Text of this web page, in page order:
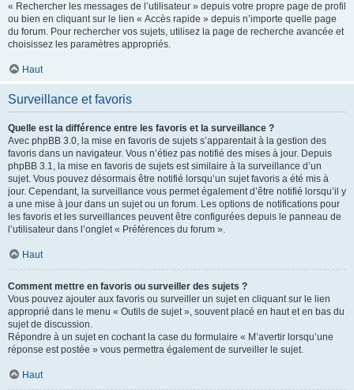
« Rechercher les messages de l’utilisateur » depuis votre propre page de profil
ou bien en cliquant sur le lien « Accès rapide » depuis n’importe quelle page
du forum. Pour rechercher vos sujets, utilisez la page de recherche avancée et
choisissez les paramètres appropriés.
Haut
Surveillance et favoris
Quelle est la différence entre les favoris et la surveillance ?
Avec phpBB 3.0, la mise en favoris de sujets s’apparentait à la gestion des
favoris dans un navigateur. Vous n’étiez pas notifié des mises à jour. Depuis
phpBB 3.1, la mise en favoris de sujets est similaire à la surveillance d’un
sujet. Vous pouvez désormais être notifié lorsqu’un sujet favoris a été mis à
jour. Cependant, la surveillance vous permet également d’être notifié lorsqu’il y
a une mise à jour dans un sujet ou un forum. Les options de notifications pour
les favoris et les surveillances peuvent être configurées depuis le panneau de
l’utilisateur dans l’onglet « Préférences du forum ».
Haut
Comment mettre en favoris ou surveiller des sujets ?
Vous pouvez ajouter aux favoris ou surveiller un sujet en cliquant sur le lien
approprié dans le menu « Outils de sujet », souvent placé en haut et en bas du
sujet de discussion.
Répondre à un sujet en cochant la case du formulaire « M’avertir lorsqu’une
réponse est postée » vous permettra également de surveiller le sujet.
Haut